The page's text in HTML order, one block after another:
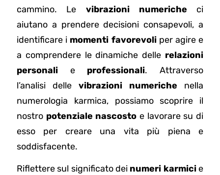
cammino. Le vibrazioni numeriche ci
aiutano a prendere decisioni consapevoli, a
identificare i momenti favorevoliper agire e
a comprendere le dinamiche delle relazioni
personali e professionali. Attraverso
l’analisi delle vibrazioni numeriche nella
numerologia karmica, possiamo scoprire il
nostro potenziale nascosto e lavorare su di
esso per creare una vita più piena e
soddisfacente.
Riflettere sul significato dei numeri karmicie